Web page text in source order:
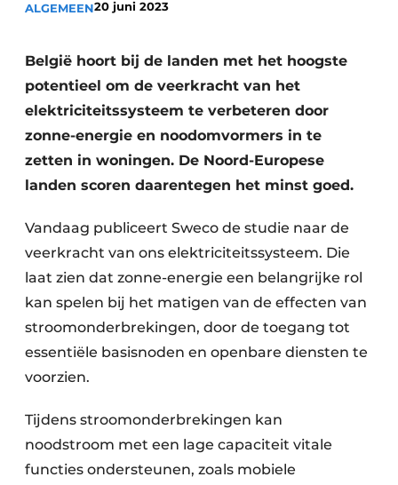
Video’s
Aanmelden
Bedrijven
Bedrijven
Beton & Staalbouw
Brandveiligheid
BIM
Dak & Gevel
Houtbouw
HVAC
Interieurarchitectuur
Renovatie
ALGEMEEN20 juni 2023
België hoort bij de landen met het hoogste
potentieel om de veerkracht van het
elektriciteitssysteem te verbeteren door
zonne-energie en noodomvormers in te
zetten in woningen. De Noord-Europese
landen scoren daarentegen het minst goed.
Vandaag publiceert Sweco de studie naar de
veerkracht van ons elektriciteitssysteem. Die
laat zien dat zonne-energie een belangrijke rol
kan spelen bij het matigen van de effecten van
stroomonderbrekingen, door de toegang tot
essentiële basisnoden en openbare diensten te
voorzien.
Tijdens stroomonderbrekingen kan
noodstroom met een lage capaciteit vitale
functies ondersteunen, zoals mobiele